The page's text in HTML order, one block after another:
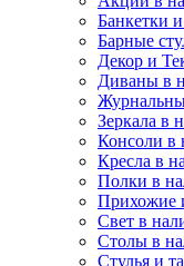
Банкетки
Барные
Декор и
Диваны в
Зеркала в
Консоли в
Кресла в
Полки в
Прихожие
Свет в
Столы в
Стулья и